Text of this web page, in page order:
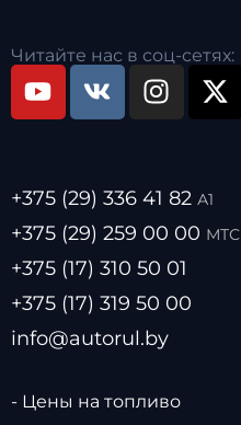
Читайте нас в соц-сетях:
+375 (29) 336 41 82 А1
+375 (29) 259 00 00 МТС
+375 (17) 310 50 01
+375 (17) 319 50 00
info@autorul.by
- Цены на топливо